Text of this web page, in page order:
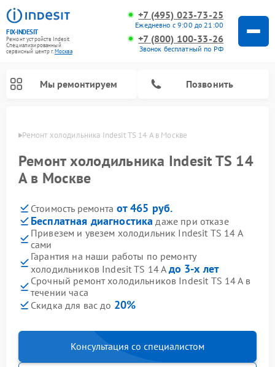
FIX-INDESIT
Ремонт устройств Indesit
Специализированный
cервисный центр г.Москва
+7 (495) 023-73-25
Ежедневно с 9:00 до 21:00
+7 (800) 100-33-26
Звонок бесплатный по РФ
Мы ремонтируем Позвонить
Ремонт холодильника Indesit TS 14 A в Москве
Ремонт холодильника Indesit TS 14
A в Москве
Стоимость ремонта от 465 руб.
Бесплатная диагностика даже при отказе
Привезем и увезем холодильник Indesit TS 14 A
сами
Гарантия на наши работы по ремонту
холодильников Indesit TS 14 A до 3-х лет
Срочный ремонт холодильников Indesit TS 14 A в
течении часа
Скидка для вас до 20%
Консультация со специалистом